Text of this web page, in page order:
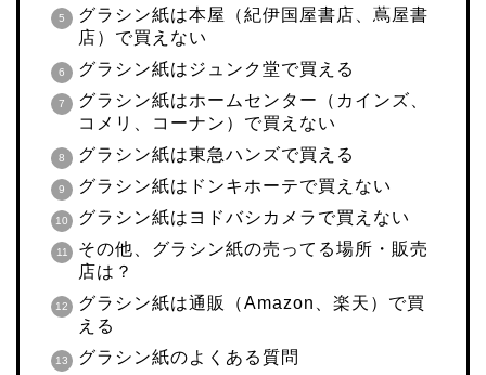
グラシン紙は本屋（紀伊国屋書店、蔦屋書
店）で買えない
グラシン紙はジュンク堂で買える
グラシン紙はホームセンター（カインズ、
コメリ、コーナン）で買えない
グラシン紙は東急ハンズで買える
グラシン紙はドンキホーテで買えない
グラシン紙はヨドバシカメラで買えない
その他、グラシン紙の売ってる場所・販売
店は？
グラシン紙は通販（Amazon、楽天）で買
える
グラシン紙のよくある質問